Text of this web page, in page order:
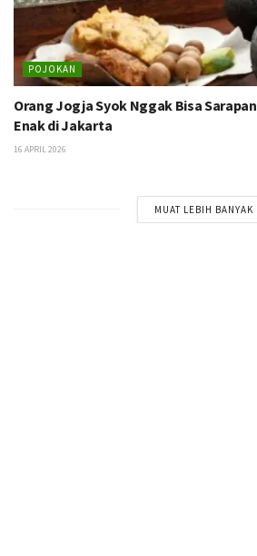
POJOKAN
Orang Jogja Syok Nggak Bisa
Enak di Jakarta
16 APRIL 2026
MUAT LEBIH BANYAK